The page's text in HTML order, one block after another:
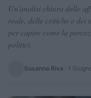
Un'analisi chiara delle
reale, delle critiche e dei
per capire come la
politici.
Susanna Riva · 1